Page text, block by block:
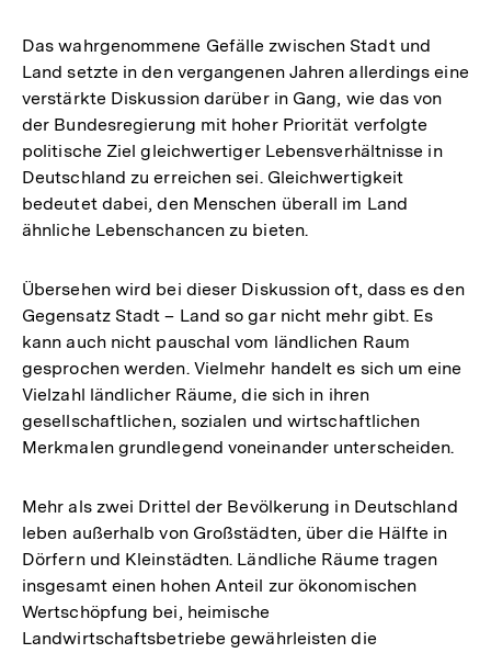
Das wahrgenommene Gefälle zwischen Stadt und
Land setzte in den vergangenen Jahren allerdings eine
verstärkte Diskussion darüber in Gang, wie das von
der Bundesregierung mit hoher Priorität verfolgte
politische Ziel gleichwertiger Lebensverhältnisse in
Deutschland zu erreichen sei. Gleichwertigkeit
bedeutet dabei, den Menschen überall im Land
ähnliche Lebenschancen zu bieten.
Übersehen wird bei dieser Diskussion oft, dass es den
Gegensatz Stadt – Land so gar nicht mehr gibt. Es
kann auch nicht pauschal vom ländlichen Raum
gesprochen werden. Vielmehr handelt es sich um eine
Vielzahl ländlicher Räume, die sich in ihren
gesellschaftlichen, sozialen und wirtschaftlichen
Merkmalen grundlegend voneinander unterscheiden.
Mehr als zwei Drittel der Bevölkerung in Deutschland
leben außerhalb von Großstädten, über die Hälfte in
Dörfern und Kleinstädten. Ländliche Räume tragen
insgesamt einen hohen Anteil zur ökonomischen
Wertschöpfung bei, heimische
Landwirtschaftsbetriebe gewährleisten die